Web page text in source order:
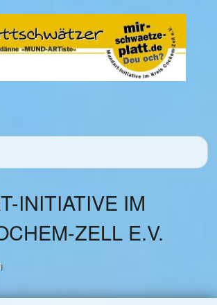
INITIATIVE IM
ZELL E.V.